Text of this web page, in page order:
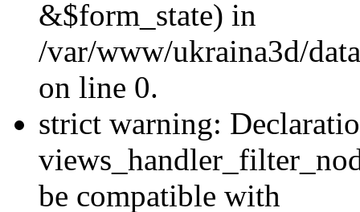
&$form_state) in
/var/www/ukraina3d/
on line 0.
strict warning:
be compatible with